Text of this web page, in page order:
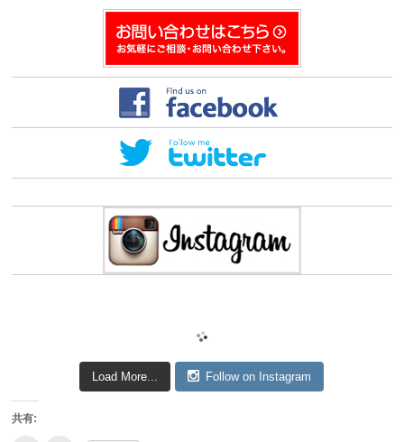
Load More... Follow on Instagram
共有: